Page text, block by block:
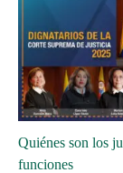
Quiénes son los
funciones